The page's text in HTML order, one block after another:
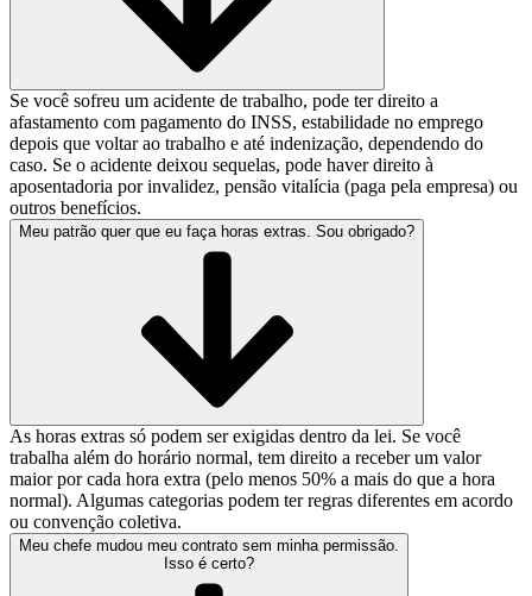
Se você sofreu um acidente de trabalho, pode ter direito a
afastamento com pagamento do INSS, estabilidade no emprego
depois que voltar ao trabalho e até indenização, dependendo do
caso. Se o acidente deixou sequelas, pode haver direito à
aposentadoria por invalidez, pensão vitalícia (paga pela empresa) ou
outros benefícios.
Meu patrão quer que eu faça horas extras. Sou obrigado?
As horas extras só podem ser exigidas dentro da lei. Se você
trabalha além do horário normal, tem direito a receber um valor
maior por cada hora extra (pelo menos 50% a mais do que a hora
normal). Algumas categorias podem ter regras diferentes em acordo
ou convenção coletiva.
Meu chefe mudou meu contrato sem minha permissão.
Isso é certo?